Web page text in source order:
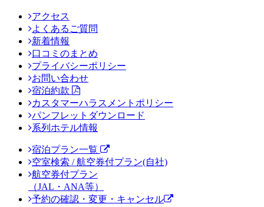
アクセス
よくあるご質問
新着情報
口コミのまとめ
プライバシーポリシー
お問い合わせ
宿泊約款
カスタマーハラスメントポリシー
パンフレットダウンロード
系列ホテル情報
宿泊プラン一覧
空室検索 / 航空券付プラン(自社)
航空券付プラン
（JAL・ANA等）
予約の確認・変更・キャンセル